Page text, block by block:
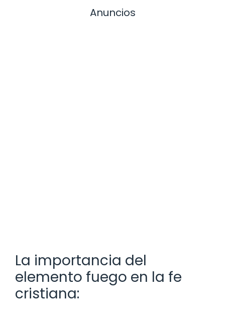
Anuncios
La importancia del
elemento fuego en la fe
cristiana: